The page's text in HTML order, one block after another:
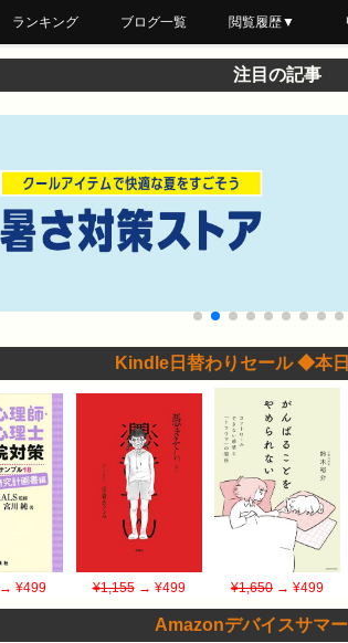
ランキング ブログ一覧 閲覧履歴▼
最近読んだ
あとで読む
ブックマーク
注目の記事
Kindle日替わりセール ◆本
→ ¥499 ¥1,155→ ¥499 ¥1,650 → ¥499
Amazonデバイスサマ